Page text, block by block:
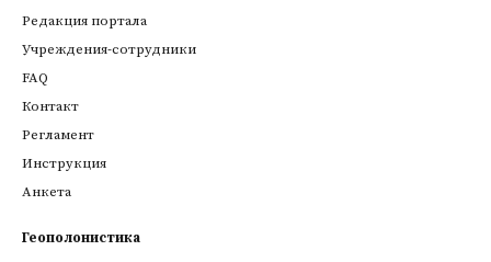
Редакция портала
Учреждения-сотрудники
FAQ
Контакт
Регламент
Инструкция
Анкета
Геополонистика